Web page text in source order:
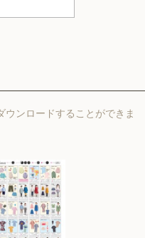
ウンロードすることができま